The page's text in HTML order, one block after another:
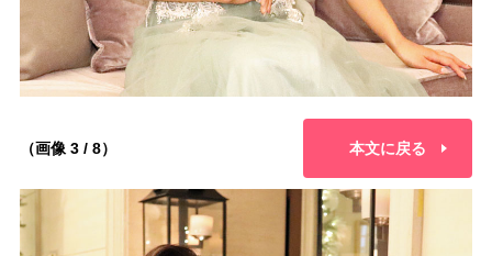
（画像 3 / 8） 本文に戻る